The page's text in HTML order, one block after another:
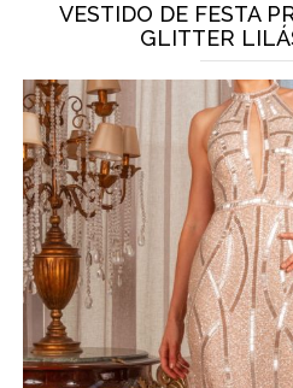
VESTIDO DE FESTA
GLITTER